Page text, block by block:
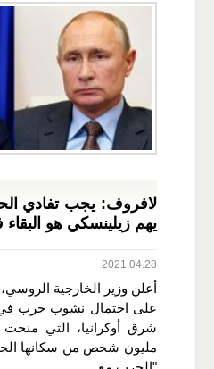
لافروف: يجب تفادي
يهم زيلينسكي هو
2021.04.28
أعلن وزير الخارجية
على احتمال نشوب حرب
شرق أوكرانيا، التي
مليون شخص من سكانها